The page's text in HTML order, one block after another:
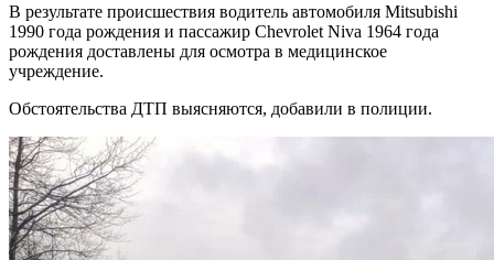
В результате происшествия водитель автомобиля Mitsubishi
1990 года рождения и пассажир Chevrolet Niva 1964 года
рождения доставлены для осмотра в медицинское
учреждение.
Обстоятельства ДТП выясняются, добавили в полиции.